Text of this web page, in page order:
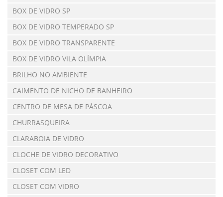
BOX DE VIDRO SP
BOX DE VIDRO TEMPERADO SP
BOX DE VIDRO TRANSPARENTE
BOX DE VIDRO VILA OLÍMPIA
BRILHO NO AMBIENTE
CAIMENTO DE NICHO DE BANHEIRO
CENTRO DE MESA DE PÁSCOA
CHURRASQUEIRA
CLARABOIA DE VIDRO
CLOCHE DE VIDRO DECORATIVO
CLOSET COM LED
CLOSET COM VIDRO